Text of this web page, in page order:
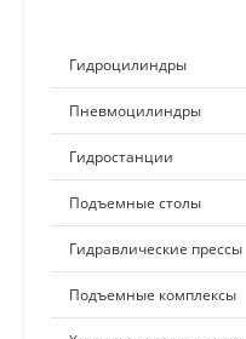
Гидроцилиндры
Пневмоцилиндры
Гидростанции
Подъемные столы
Гидравлические прессы
Подъемные комплексы